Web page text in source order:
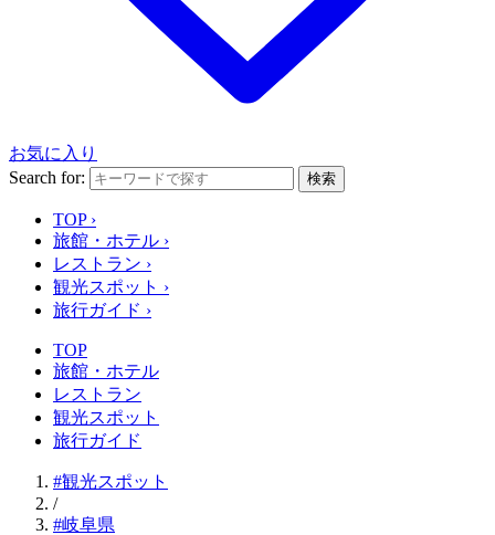
お気に入り
Search for:
検索
TOP ›
旅館・ホテル ›
レストラン ›
観光スポット ›
旅行ガイド ›
TOP
旅館・ホテル
レストラン
観光スポット
旅行ガイド
#観光スポット
/
#岐阜県